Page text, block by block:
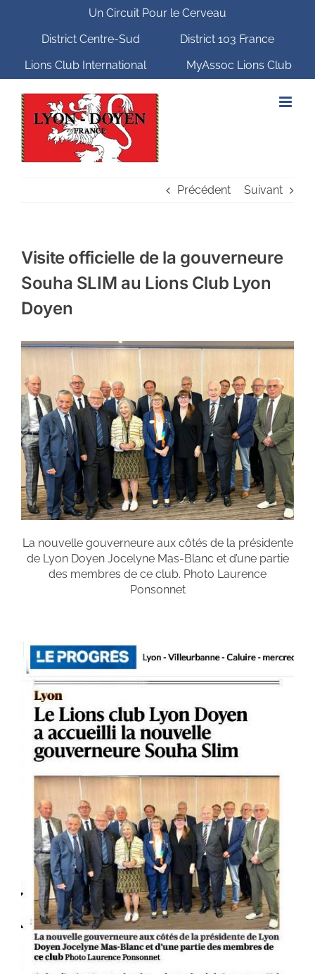
Un Circuit Pour le Cerveau
District Centre-Sud
District 103 France
Lions Club International
MyAssoc Lions Club
Précédent Suivant
Visite officielle de la gouverneure
Souha SLIM au Lions Club Lyon
Doyen
La nouvelle gouverneure aux côtés de la présidente
de Lyon Doyen Jocelyne Mas-Blanc et d’une partie
des membres de ce club. Photo Laurence
Ponsonnet